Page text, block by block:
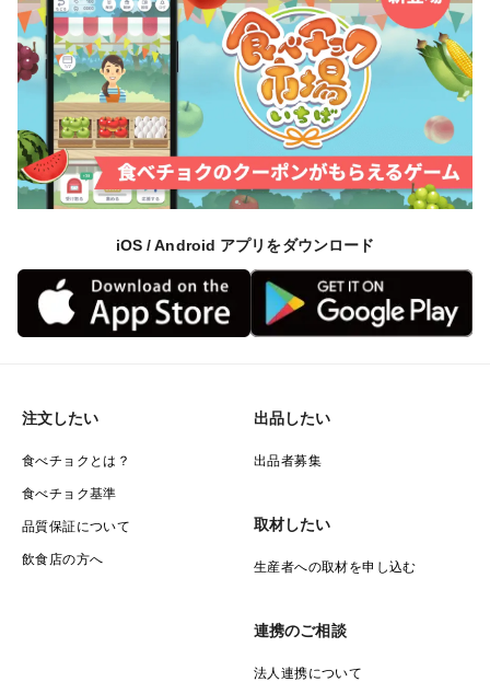
iOS / Android アプリをダウンロード
注文したい
食べチョクとは？
食べチョク基準
品質保証について
飲食店の方へ
出品したい
出品者募集
取材したい
生産者への取材を申し込む
連携のご相談
法人連携について